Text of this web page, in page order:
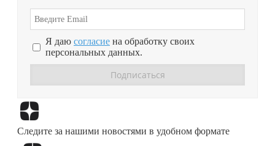
Я даю согласие на обработку своих
персональных данных.
Следите за нашими новостями в удобном формате